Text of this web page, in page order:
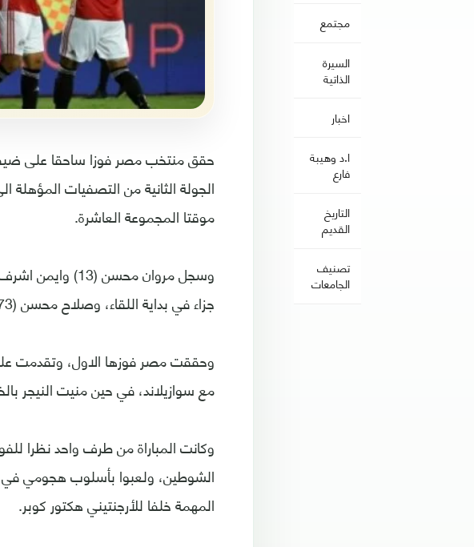
مجتمع
السيرة
الذاتية
اخبار
ا.د وهيبة
فارع
التاريخ
القديم
تصنيف
الجامعات
موقتا المجموعة العاشرة.
جزاء في بداية اللقاء، وصلاح محسن (73) ومحمد النني (90+2).
مع سوازيلاند، في حين منيت النيجر
وكانت المباراة من طرف واحد نظرا
الشوطين، ولعبوا بأسلوب هجومي في
المهمة خلفا للأرجنتيني هكتور كوبر.